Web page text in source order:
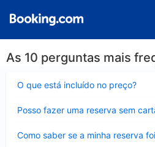
As 10 perguntas mais
O que está incluído no preço?
Posso fazer uma reserva sem
Como saber se a minha reserva